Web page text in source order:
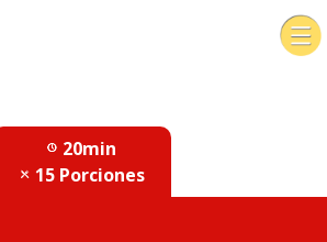
20min
15 Porciones